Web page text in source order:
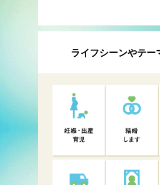
ライフシーンやテー